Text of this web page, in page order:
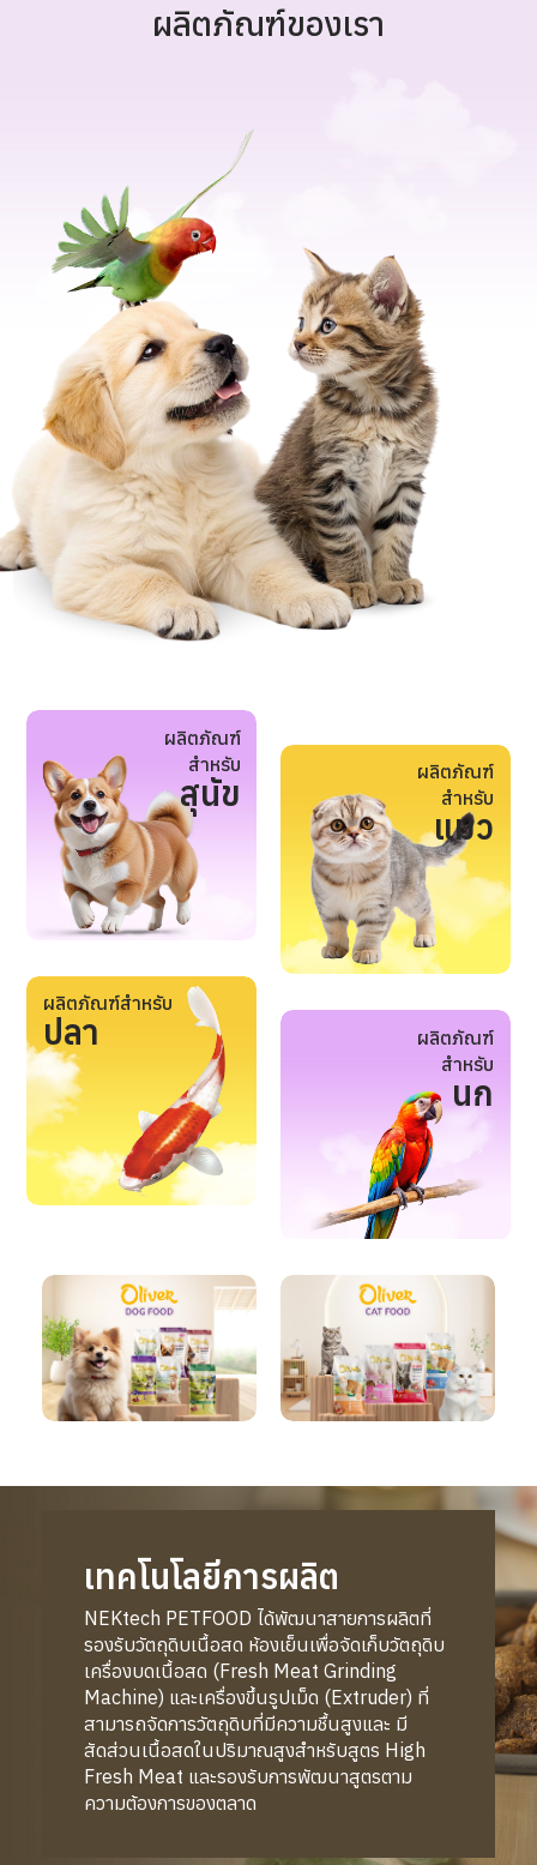
ผลิตภัณฑ์ของเรา
ผลิตภัณฑ์
สำหรับ
สุนัข
ผลิตภัณฑ์สำหรับ
ปลา
ผลิตภัณฑ์
สำหรับ
แมว
ผลิตภัณฑ์
สำหรับ
นก
เทคโนโลยีการผลิต
NEKtech PETFOOD ได้พัฒนาสายการผลิตที่
รองรับวัตถุดิบเนื้อสด ห้องเย็นเพื่อจัดเก็บวัตถุดิบ
เครื่องบดเนื้อสด (Fresh Meat Grinding
Machine) และเครื่องขึ้นรูปเม็ด (Extruder) ที่
สามารถจัดการวัตถุดิบที่มีความชื้นสูงและ มี
สัดส่วนเนื้อสดในปริมาณสูงสำหรับสูตร High
Fresh Meat และรองรับการพัฒนาสูตรตาม
ความต้องการของตลาด